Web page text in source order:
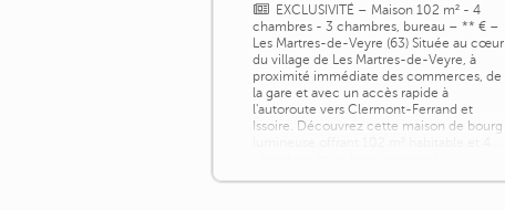
EXCLUSIVITÉ – Maison 102 m² - 4
chambres - 3 chambres, bureau – ** € –
Les Martres-de-Veyre (63) Située au cœur
du village de Les Martres-de-Veyre, à
proximité immédiate des commerces, de
la gare et avec un accès rapide à
l'autoroute vers Clermont-Ferrand et
Issoire. Découvrez cette maison de bourg